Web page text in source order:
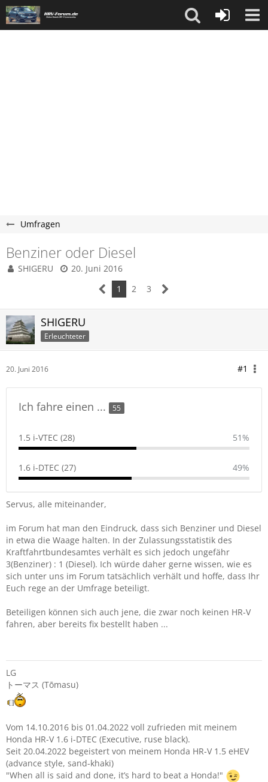
Umfragen
Benziner oder Diesel
SHIGERU
20. Juni 2016
1
2 3
SHIGERU
Erleuchteter
20. Juni 2016 #1
Ich fahre einen ... 55
1.5 i-VTEC (28) 51%
1.6 i-DTEC (27) 49%
Servus, alle miteinander,
im Forum hat man den Eindruck, dass sich Benziner und Diesel
in etwa die Waage halten. In der Zulassungsstatistik des
Kraftfahrtbundesamtes verhält es sich jedoch ungefähr
3(Benziner) : 1 (Diesel). Ich würde daher gerne wissen, wie es
sich unter uns im Forum tatsächlich verhält und hoffe, dass Ihr
Euch rege an der Umfrage beteiligt.
Beteiligen können sich auch jene, die zwar noch keinen HR-V
fahren, aber bereits fix bestellt haben ...
LG
トーマス (Tōmasu)
Vom 14.10.2016 bis 01.04.2022 voll zufrieden mit meinem
Honda HR-V 1.6 i-DTEC (Executive, ruse black).
Seit 20.04.2022 begeistert von meinem Honda HR-V 1.5 eHEV
(advance style, sand-khaki)
"When all is said and done, it’s hard to beat a Honda!"